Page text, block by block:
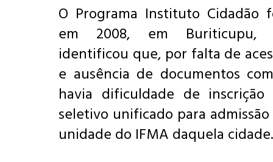
O Programa Instituto Cidadão
em 2008, em Buriticupu,
identificou que, por falta de
e ausência de documentos
havia dificuldade de inscrição
seletivo unificado para
unidade do IFMA daquela